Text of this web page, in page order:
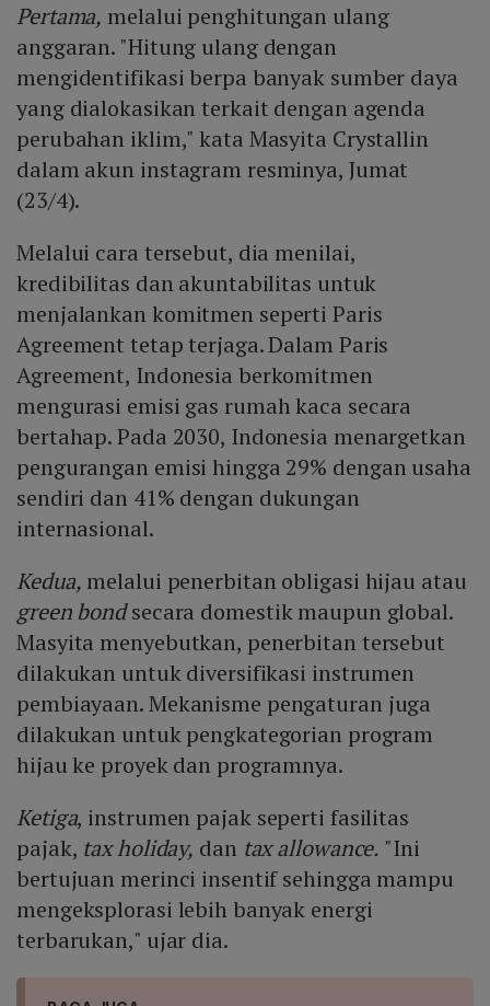
Pertama, melalui penghitungan ulang
anggaran. "Hitung ulang dengan
mengidentifikasi berpa banyak sumber daya
yang dialokasikan terkait dengan agenda
perubahan iklim," kata Masyita Crystallin
dalam akun instagram resminya, Jumat
(23/4).
Melalui cara tersebut, dia menilai,
kredibilitas dan akuntabilitas untuk
menjalankan komitmen seperti Paris
Agreement tetap terjaga. Dalam Paris
Agreement, Indonesia berkomitmen
mengurasi emisi gas rumah kaca secara
bertahap. Pada 2030, Indonesia menargetkan
pengurangan emisi hingga 29% dengan usaha
sendiri dan 41% dengan dukungan
internasional.
Kedua, melalui penerbitan obligasi hijau atau
green bondsecara domestik maupun global.
Masyita menyebutkan, penerbitan tersebut
dilakukan untuk diversifikasi instrumen
pembiayaan. Mekanisme pengaturan juga
dilakukan untuk pengkategorian program
hijau ke proyek dan programnya.
Ketiga, instrumen pajak seperti fasilitas
pajak, tax holiday, dan tax allowance. "Ini
bertujuan merinci insentif sehingga mampu
mengeksplorasi lebih banyak energi
terbarukan," ujar dia.